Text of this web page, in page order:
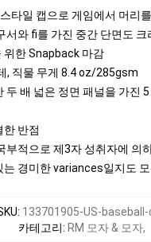
타일 캡으로 게임에서 머리
서와 fi를 가진 중간 단면도
위한 Snapback 마감
, 직물 무게 8.4 oz/285gsm
두 배 넓은 정면 패널을 가진
한 반점
부적으로 제3자 성취자에 의
는 경미한 variances일지도
: 133701905-US-baseball-
카테고리: RM 모자 & 모자,